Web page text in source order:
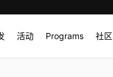
活动 Programs 社区